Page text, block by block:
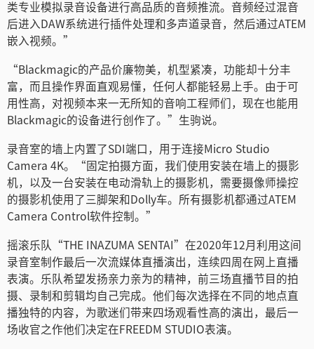
类专业模拟录音设备进行高品质的音频推流。音频经过混音
后进入DAW系统进行插件处理和多声道录音，然后通过ATEM
嵌入视频。”
“Blackmagic的产品价廉物美，机型紧凑，功能却十分丰
富，而且操作界面直观易懂，任何人都能轻易上手。由于可
用性高，对视频本来一无所知的音响工程师们，现在也能用
Blackmagic的设备进行创作了。”生驹说。
录音室的墙上内置了SDI端口，用于连接Micro Studio
Camera 4K。“固定拍摄方面，我们使用安装在墙上的摄影
机，以及一台安装在电动滑轨上的摄影机，需要摄像师操控
的摄影机使用了三脚架和Dolly车。所有摄影机都通过ATEM
Camera Control软件控制。”
摇滚乐队“THE INAZUMA SENTAI”在2020年12月利用这间
录音室制作最后一次流媒体直播演出，连续四周在网上直播
表演。乐队希望发扬亲力亲为的精神，前三场直播节目的拍
摄、录制和剪辑均自己完成。他们每次选择在不同的地点直
播独特的内容，为歌迷们带来四场观看性高的演出，最后一
场收官之作他们决定在FREEDM STUDIO表演。